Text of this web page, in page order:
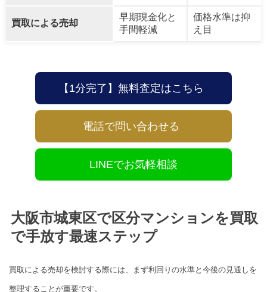
買取による売却
早期現金化と
手間軽減
価格水準は抑
え目
【1分完了】無料査定はこちら
電話で問い合わせる
LINEでお気軽相談
大阪市城東区で区分マンションを買取
で手放す最速ステップ
買取による売却を検討する際には、まず利回りの水準と今後の見通しを
整理することが重要です。